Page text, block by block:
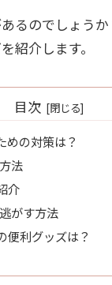
るのでしょう
紹介します。
目次
めの対策は？
法
介
がす方法
便利グッズは？